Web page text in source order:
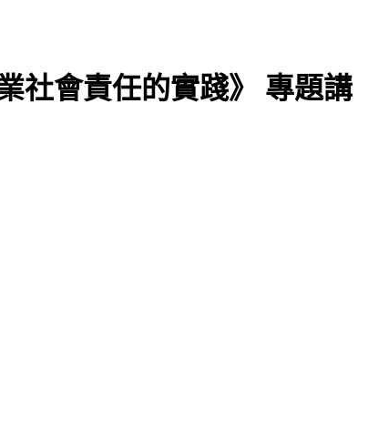
社會責任的實踐》 專題講